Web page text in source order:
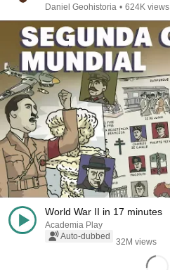
Daniel Geohistoria • 624K views
World War II in 17 minutes
Academia Play
Auto-dubbed
32M views